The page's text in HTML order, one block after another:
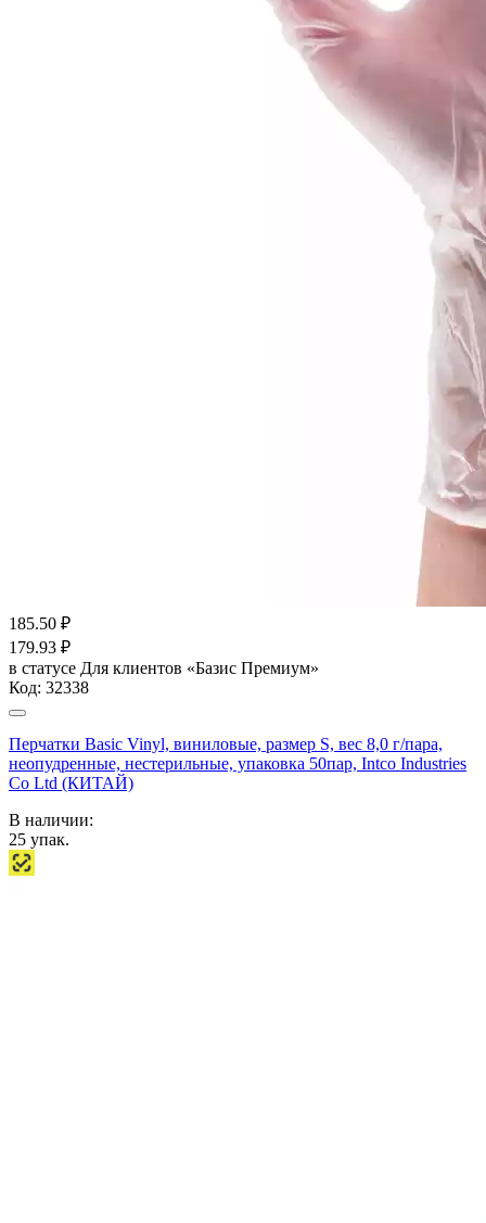
185.50 ₽
179.93 ₽
в статусе Для клиентов «Базис Премиум»
Код: 32338
Перчатки Basic Vinyl, виниловые, размер S, вес 8,0 г/пара,
неопудренные, нестерильные, упаковка 50пар, Intco Industries
Co Ltd (КИТАЙ)
В наличии:
25 упак.